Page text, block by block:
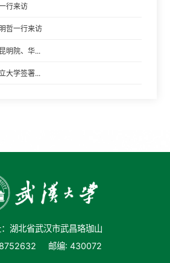
行来访
哲一行来访
明院、华...
大学签署...
湖北省武汉市武昌珞珈山
邮编: 430072